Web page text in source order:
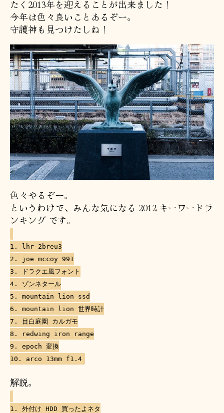
たく2013年を迎えることが出来ました！
今年は色々良いことあるぞー。
守護神も見つけたしね！
色々やるぞー。
というわけで、みんな気になる 2012 キーワードラ
ンキング です。
1. lhr-2breu3
2. joe mccoy 991
3. ドラクエ風フォント
4. ゾンネタール
5. mountain lion ssd
6. mountain lion 世界時計
7. 目白庭園 カルガモ
8. redwing iron range
9. epoch 変換
10. arco 13mm f1.4
解説。
1. 外付け HDD 買ったよネタ